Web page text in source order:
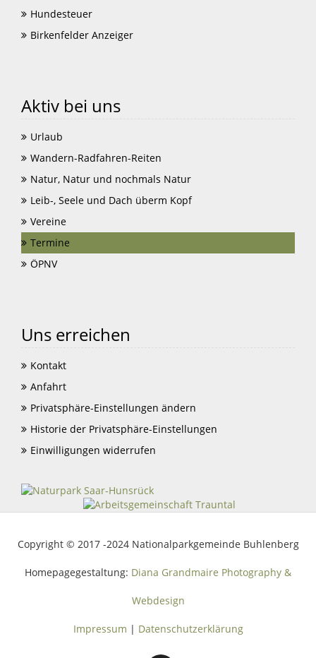
Hundesteuer
Birkenfelder Anzeiger
Aktiv bei uns
Urlaub
Wandern-Radfahren-Reiten
Natur, Natur und nochmals Natur
Leib-, Seele und Dach überm Kopf
Vereine
Termine
ÖPNV
Uns erreichen
Kontakt
Anfahrt
Privatsphäre-Einstellungen ändern
Historie der Privatsphäre-Einstellungen
Einwilligungen widerrufen
Copyright © 2017 -2024 Nationalparkgemeinde Buhlenberg
Homepagegestaltung: Diana Grandmaire Photography &
Webdesign
Impressum | Datenschutzerklärung